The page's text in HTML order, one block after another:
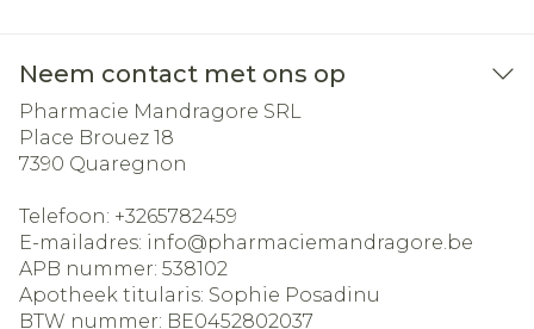
Neem contact met ons op
Pharmacie Mandragore SRL
Place Brouez 18
7390 Quaregnon
Telefoon: +3265782459
E-mailadres: info@pharmaciemandragore.be
APB nummer: 538102
Apotheek titularis: Sophie Posadinu
BTW nummer: BE0452802037